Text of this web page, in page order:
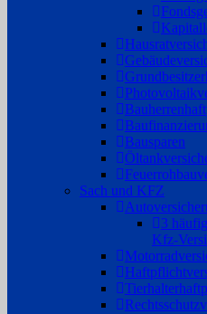
Bausparen
Sach und KFZ
3
Kfz-